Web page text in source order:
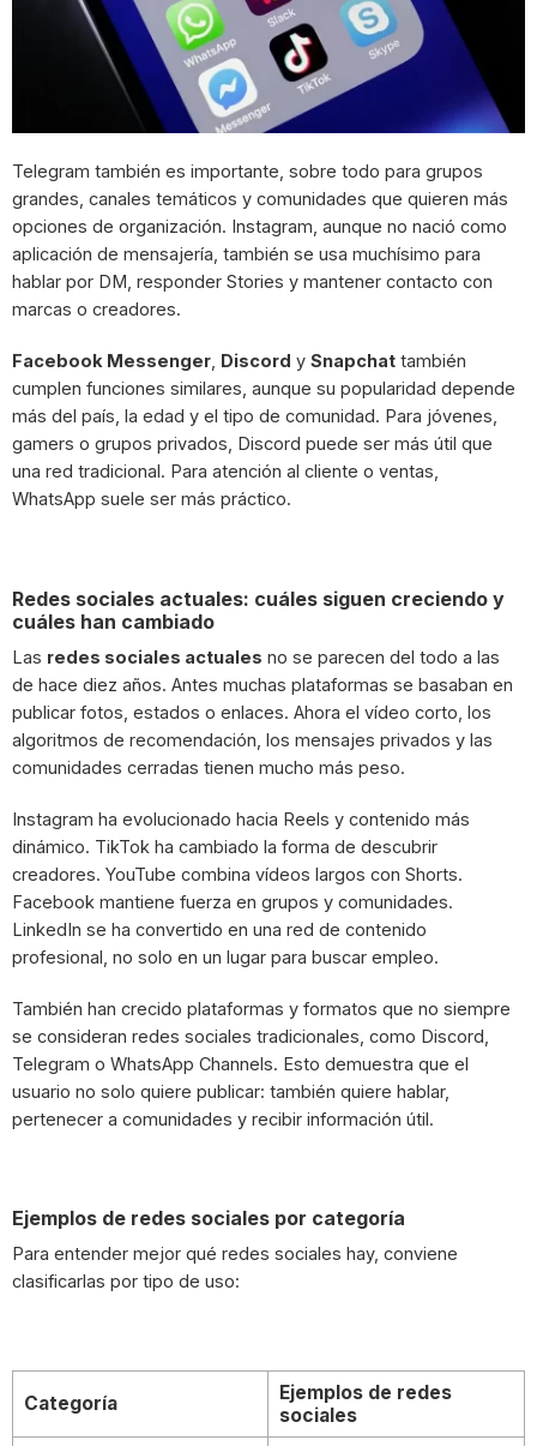
Telegram también es importante, sobre todo para grupos
grandes, canales temáticos y comunidades que quieren más
opciones de organización. Instagram, aunque no nació como
aplicación de mensajería, también se usa muchísimo para
hablar por DM, responder Stories y mantener contacto con
marcas o creadores.
Facebook Messenger Discord y Snapchat también
cumplen funciones similares, aunque su popularidad depende
más del país, la edad y el tipo de comunidad. Para jóvenes,
gamers o grupos privados, Discord puede ser más útil que
una red tradicional. Para atención al cliente o ventas,
WhatsApp suele ser más práctico.
Redes sociales actuales: cuáles siguen creciendo y
cuáles han cambiado
Las redes sociales actuales no se parecen del todo a las
de hace diez años. Antes muchas plataformas se basaban en
publicar fotos, estados o enlaces. Ahora el vídeo corto, los
algoritmos de recomendación, los mensajes privados y las
comunidades cerradas tienen mucho más peso.
Instagram ha evolucionado hacia Reels y contenido más
dinámico. TikTok ha cambiado la forma de descubrir
creadores. YouTube combina vídeos largos con Shorts.
Facebook mantiene fuerza en grupos y comunidades.
LinkedIn se ha convertido en una red de contenido
profesional, no solo en un lugar para buscar empleo.
También han crecido plataformas y formatos que no siempre
se consideran redes sociales tradicionales, como Discord,
Telegram o WhatsApp Channels. Esto demuestra que el
usuario no solo quiere publicar: también quiere hablar,
pertenecer a comunidades y recibir información útil.
Ejemplos de redes sociales por categoría
Para entender mejor qué redes sociales hay, conviene
clasificarlas por tipo de uso:
Categoría
Ejemplos de redes
sociales